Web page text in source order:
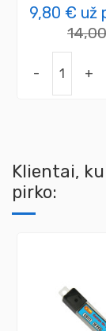
9,80 € už
- +
Klientai,
pirko: